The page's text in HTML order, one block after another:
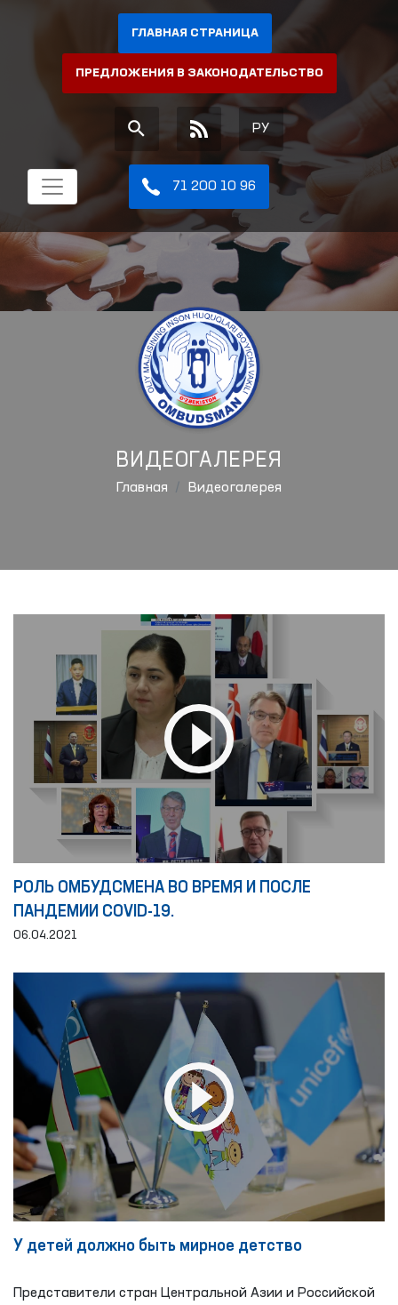
ГЛАВНАЯ СТРАНИЦА
ПРЕДЛОЖЕНИЯ В ЗАКОНОДАТЕЛЬСТВО
РУ
71 200 10 96
ВИДЕОГАЛЕРЕЯ
Главная Видеогалерея
РОЛЬ ОМБУДСМЕНА ВО ВРЕМЯ И ПОСЛЕ
ПАНДЕМИИ COVID-19.
06.04.2021
У детей должно быть мирное детство
Представители стран Центральной Азии и Российской